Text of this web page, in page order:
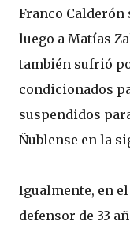
Franco Calderón
luego a Matías
también sufrió
condicionados
suspendidos
Ñublense en la
Igualmente, en
defensor de 33